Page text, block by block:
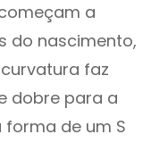
a
do nascimento,
faz
dobre para a
de um S